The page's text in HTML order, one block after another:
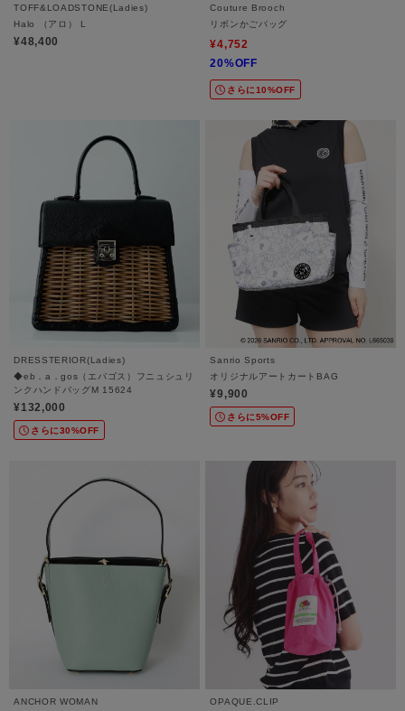
TOFF&LOADSTONE(Ladies)
Halo （アロ） L
¥48,400
Couture Brooch
リボンかごバッグ
¥4,752
20%OFF
さらに10%OFF
DRESSTERIOR(Ladies)
◆eb．a．gos（エバゴス）フニュシュリ
ンクハンドバッグM 15624
¥132,000
さらに30%OFF
Sanrio Sports
オリジナルアートカートBAG
¥9,900
さらに5%OFF
ANCHOR WOMAN
OPAQUE.CLIP